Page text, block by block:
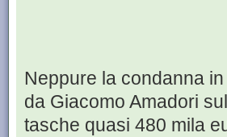
Neppure la condanna
da Giacomo Amadori
tasche quasi 480 mila